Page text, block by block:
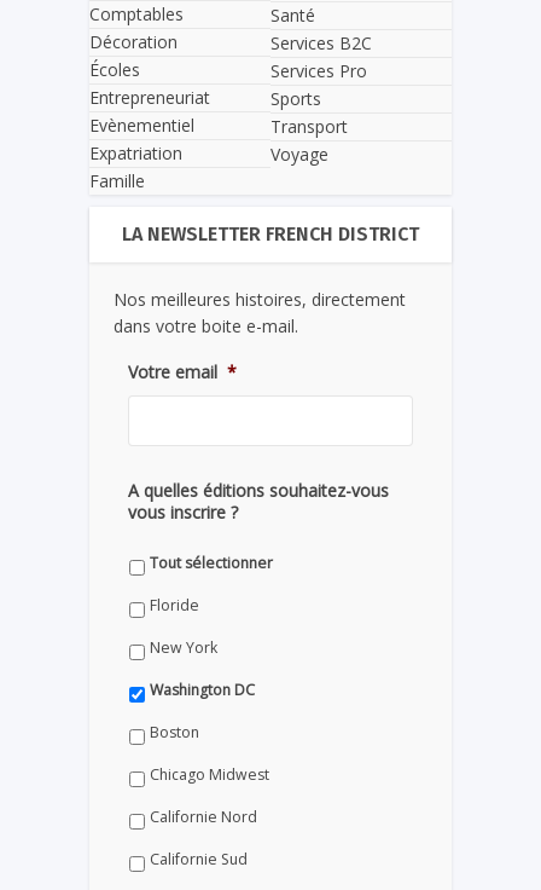
Comptables
Décoration
Écoles
Entrepreneuriat
Evènementiel
Expatriation
Famille
Santé
Services B2C
Services Pro
Sports
Transport
Voyage
LA NEWSLETTER FRENCH DISTRICT
Nos meilleures histoires, directement
dans votre boite e-mail.
Votre email *
A quelles éditions souhaitez-vous
vous inscrire ?
Tout sélectionner
Floride
New York
Washington DC
Boston
Chicago Midwest
Californie Nord
Californie Sud